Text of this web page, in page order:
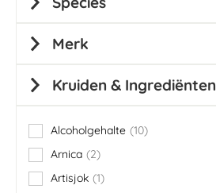
Merk
Kruiden & Ingrediënten
Alcoholgehalte 10
items
Arnica
2
items
Artisjok 1
item